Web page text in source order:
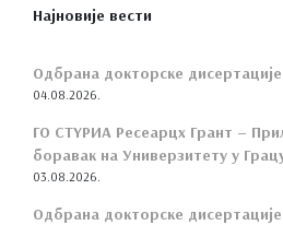
Најновије вести
Одбрана докторске
04.08.2026.
ГО СТYРИА Ресеарцх Грант –
боравак на Универзитету у
03.08.2026.
Одбрана докторске